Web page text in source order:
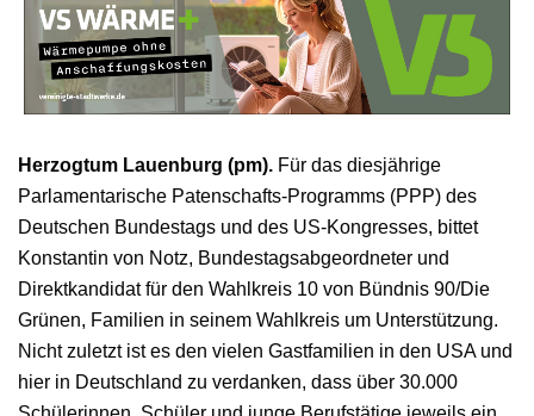
Herzogtum Lauenburg (pm). Für das diesjährige
Parlamentarische Patenschafts-Programms (PPP) des
Deutschen Bundestags und des US-Kongresses, bittet
Konstantin von Notz, Bundestagsabgeordneter und
Direktkandidat für den Wahlkreis 10 von Bündnis 90/Die
Grünen, Familien in seinem Wahlkreis um Unterstützung.
Nicht zuletzt ist es den vielen Gastfamilien in den USA und
hier in Deutschland zu verdanken, dass über 30.000